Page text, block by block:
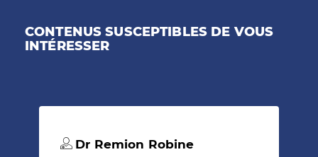
CONTENUS SUSCEPTIBLES DE VOUS
INTÉRESSER
Dr Remion Robine